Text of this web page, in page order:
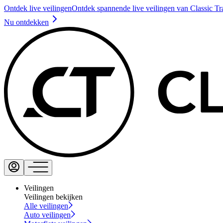
Ontdek live veilingenOntdek spannende live veilingen van Classic
Nu ontdekken
Veilingen
Veilingen bekijken
Alle veilingen
Auto veilingen